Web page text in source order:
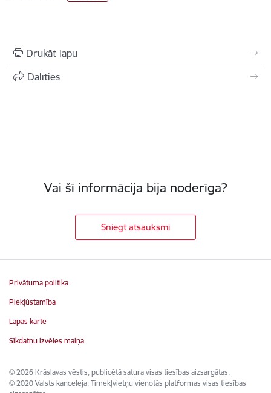
Drukāt lapu
Dalīties
Vai šī informācija bija noderīga?
Sniegt atsauksmi
© 2026 Krāslavas vēstis, publicētā satura visas tiesības aizsargātas.
© 2020 Valsts kanceleja, Tīmekļvietņu vienotās platformas visas tiesības
Privātuma politika
Piekļūstamība
Lapas karte
Sīkdatņu izvēles maiņa